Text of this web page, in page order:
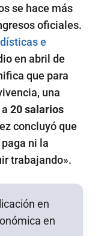
se hace más
oficiales.
e
en abril de
que para
una
20 salarios
concluyó que
ni la
trabajando».